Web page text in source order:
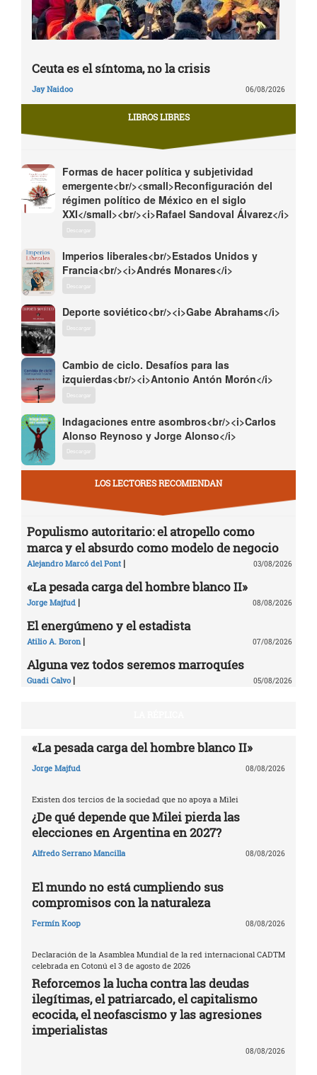
Ceuta es el síntoma, no la crisis
Jay Naidoo 06/08/2026
LIBROS LIBRES
Formas de hacer política y subjetividad
emergente<br/><small>Reconfiguración del
régimen político de México en el siglo
XXI</small><br/><i>Rafael Sandoval Álvarez</i>
Descargar
Imperios liberales<br/>Estados Unidos y
Francia<br/><i>Andrés Monares</i>
Descargar
Deporte soviético<br/><i>Gabe Abrahams</i>
Descargar
Cambio de ciclo. Desafíos para las
izquierdas<br/><i>Antonio Antón Morón</i>
Descargar
Indagaciones entre asombros<br/><i>Carlos
Alonso Reynoso y Jorge Alonso</i>
Descargar
LOS LECTORES RECOMIENDAN
Populismo autoritario: el atropello como
marca y el absurdo como modelo de negocio
Alejandro Marcó del Pont | 03/08/2026
«La pesada carga del hombre blanco II»
Jorge Majfud | 08/08/2026
El energúmeno y el estadista
Atilio A. Boron | 07/08/2026
Alguna vez todos seremos marroquíes
Guadi Calvo | 05/08/2026
«La pesada carga del hombre blanco II»
Jorge Majfud 08/08/2026
Existen dos tercios de la sociedad que no apoya a Milei
¿De qué depende que Milei pierda las
elecciones en Argentina en 2027?
Alfredo Serrano Mancilla 08/08/2026
El mundo no está cumpliendo sus
compromisos con la naturaleza
Fermín Koop 08/08/2026
Declaración de la Asamblea Mundial de la red internacional CADTM
celebrada en Cotonú el 3 de agosto de 2026
Reforcemos la lucha contra las deudas
ilegítimas, el patriarcado, el capitalismo
ecocida, el neofascismo y las agresiones
imperialistas
08/08/2026